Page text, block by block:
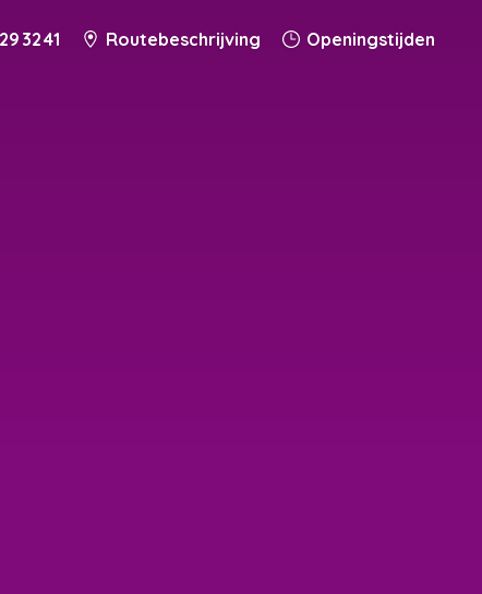
32 41 Routebeschrijving Openingstijden